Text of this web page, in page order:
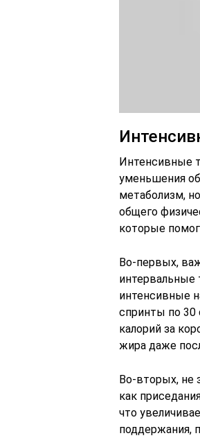
Интенсивные
уменьшения
метаболизм,
общего
которые
Во-первых,
интервальные
интенсивные
спринты по 30
калорий за
жира даже
Во-вторых, не
как
что
поддержания,